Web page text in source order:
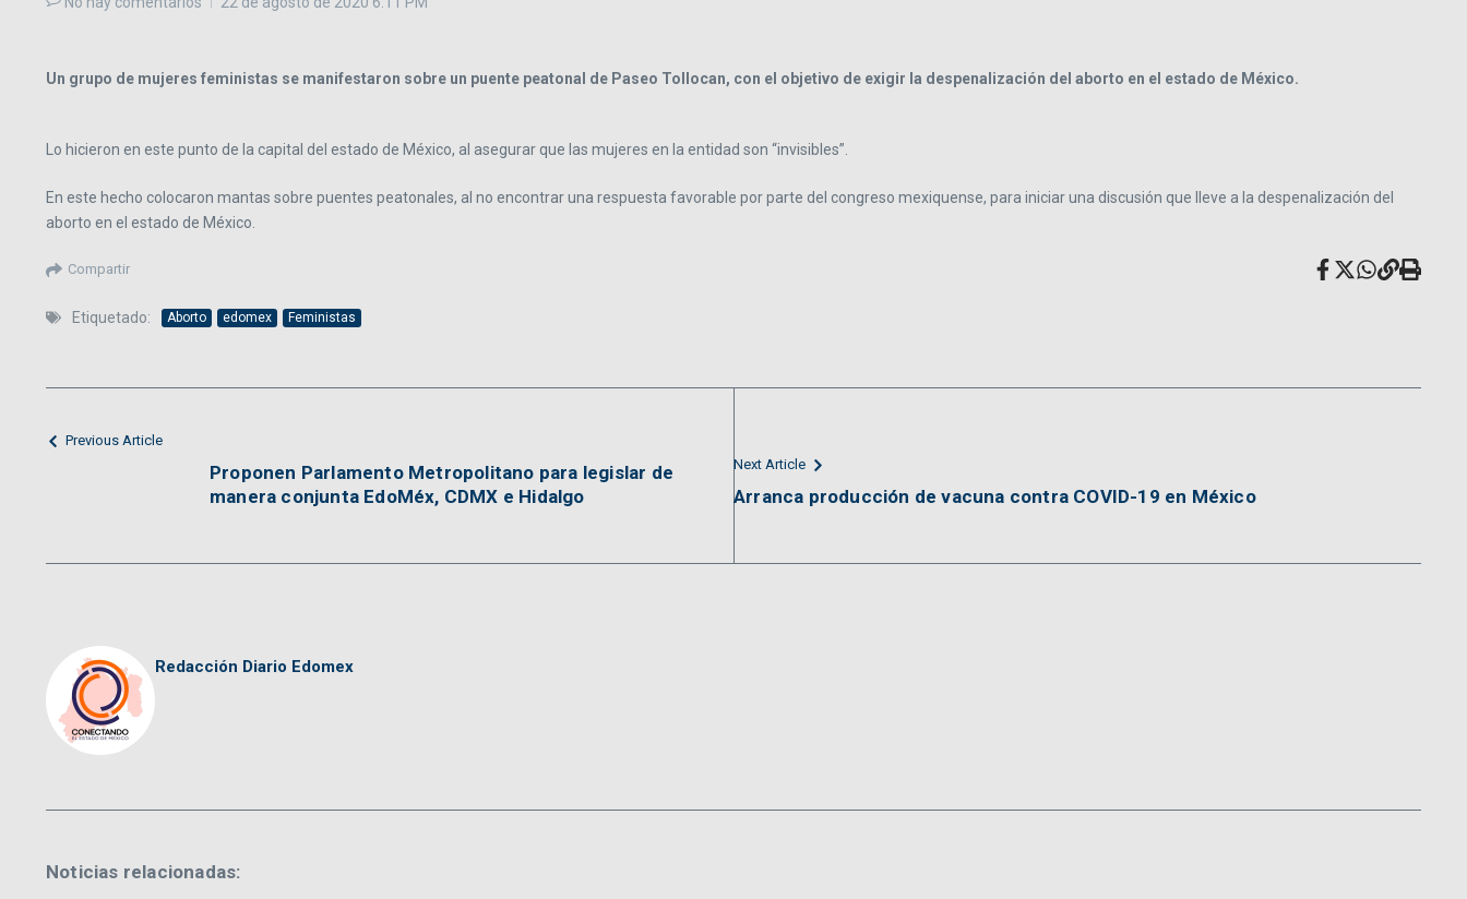
Un grupo de mujeres feministas se manifestaron sobre un puente peatonal de Paseo Tollocan, con el objetivo de exigir la despenalización del aborto en el estado de México.
Lo hicieron en este punto de la capital del estado de México, al asegurar que las mujeres en la entidad son “invisibles”.
En este hecho colocaron mantas sobre puentes peatonales, al no encontrar una respuesta favorable por parte del congreso mexiquense, para iniciar una discusión que lleve a la despenalización del
aborto en el estado de México.
Compartir
Etiquetado: Aborto edomex Feministas
Previous Article
Proponen Parlamento Metropolitano para legislar de
manera conjunta EdoMéx, CDMX e Hidalgo
Next Article
Arranca producción de vacuna contra COVID-19 en México
Redacción Diario Edomex
Noticias relacionadas: